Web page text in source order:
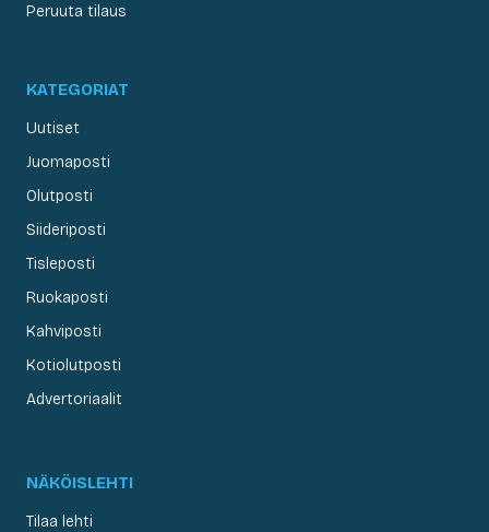
Peruuta tilaus
KATEGORIAT
Uutiset
Juomaposti
Olutposti
Siideriposti
Tisleposti
Ruokaposti
Kahviposti
Kotiolutposti
Advertoriaalit
NÄKÖISLEHTI
Tilaa lehti